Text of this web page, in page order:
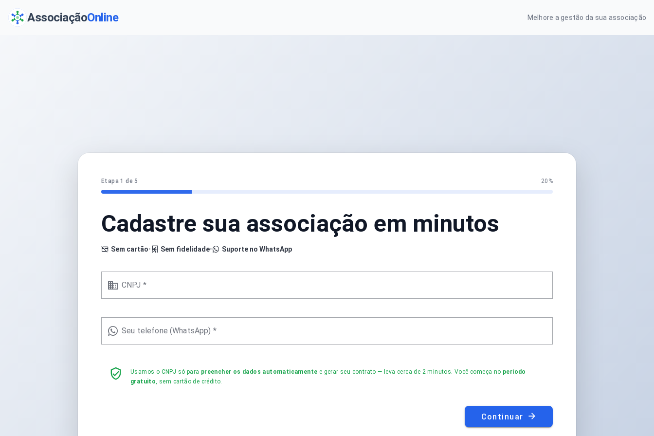
AssociaçãoOnline Melhore a gestão da sua associação
Etapa 1 de 5 20%
Cadastre sua associação em minutos
Sem cartão• Sem fidelidade• Suporte no WhatsApp
CNPJ *
Seu telefone (WhatsApp) *
Usamos o CNPJ só para preencher os dados automaticamente e gerar seu contrato — leva cerca de 2 minutos. Você começa no período
gratuito, sem cartão de crédito.
Continuar